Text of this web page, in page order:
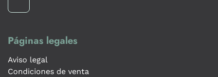
Páginas legales
Aviso legal
Condiciones de venta